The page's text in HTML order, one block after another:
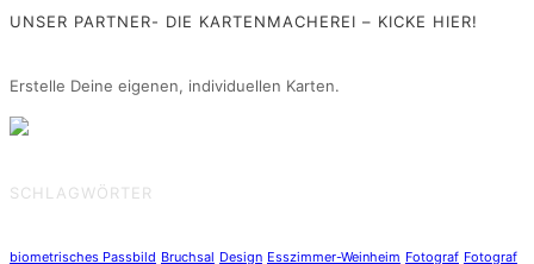
UNSER PARTNER- DIE KARTENMACHEREI – KICKE HIER!
Erstelle Deine eigenen, individuellen Karten.
SCHLAGWÖRTER
biometrisches Passbild Bruchsal Design Esszimmer-Weinheim Fotograf Fotograf